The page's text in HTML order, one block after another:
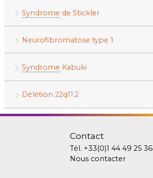
Syndrome de Stickler
Neurofibromatose type 1
Syndrome Kabuki
Délétion 22q11.2
Contact
Tél. +33(0)1 44 49 25 36
Nous contacter